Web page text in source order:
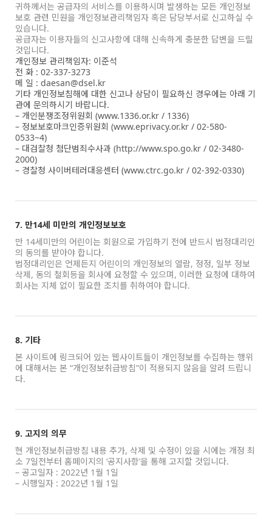
귀하께서는 공급자의 서비스를 이용하시며 발생하는 모든 개인정보
보호 관련 민원을 개인정보관리책임자 혹은 담당부서로 신고하실 수
있습니다.
공급자는 이용자들의 신고사항에 대해 신속하게 충분한 답변을 드릴
것입니다.
개인정보 관리책임자: 이준석
전 화 : 02-337-3273
메 일 : daesan@dsel.kr
기타 개인정보침해에 대한 신고나 상담이 필요하신 경우에는 아래 기
관에 문의하시기 바랍니다.
– 개인분쟁조정위원회 (www.1336.or.kr / 1336)
– 정보보호마크인증위원회 (www.eprivacy.or.kr / 02-580-
0533~4)
– 대검찰청 첨단범죄수사과 (http://www.spo.go.kr / 02-3480-
2000)
– 경찰청 사이버테러대응센터 (www.ctrc.go.kr / 02-392-0330)
7. 만14세 미만의 개인정보보호
만 14세미만의 어린이는 회원으로 가입하기 전에 반드시 법정대리인
의 동의를 받아야 합니다.
법정대리인은 언제든지 어린이의 개인정보의 열람, 정정, 일부 정보
삭제, 동의 철회등을 회사에 요청할 수 있으며, 이러한 요청에 대하여
회사는 지체 없이 필요한 조치를 취하여야 합니다.
8. 기타
본 사이트에 링크되어 있는 웹사이트들이 개인정보를 수집하는 행위
에 대해서는 본 “개인정보취급방침”이 적용되지 않음을 알려 드립니
다.
9. 고지의 의무
현 개인정보취급방침 내용 추가, 삭제 및 수정이 있을 시에는 개정 최
소 7일전부터 홈페이지의 ‘공지사항’을 통해 고지할 것입니다.
– 공고일자 : 2022년 1월 1일
– 시행일자 : 2022년 1월 1일